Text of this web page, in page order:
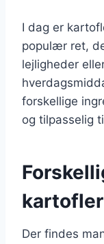
I dag er
populær ret,
lejligheder
forskellige
og tilpasselig
Der findes